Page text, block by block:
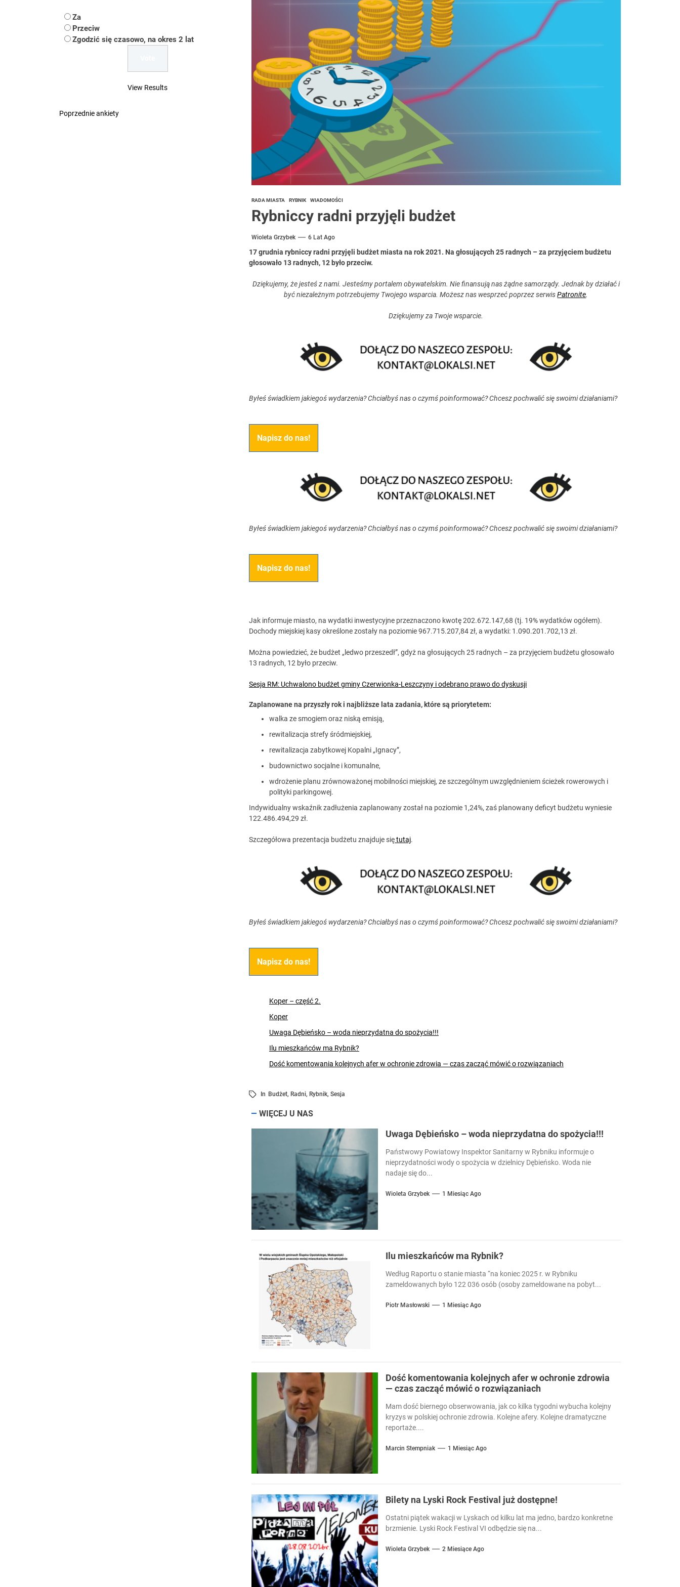
Uwaga Dębieńsko – woda nieprzydatna do spożycia!!!
Ilu mieszkańców ma Rybnik?
Dość komentowania kolejnych afer w ochronie zdrowia — czas zacząć mówić o rozwiązaniach
RADA MIASTA RYBNIK WIADOMOŚCI
Rybniccy radni przyjęli budżet
Wioleta Grzybek 6 Lat Ago
17 grudnia rybniccy radni przyjęli budżet miasta na rok 2021. Na głosujących 25 radnych – za przyjęciem budżetu
głosowało 13 radnych, 12 było przeciw.
Dziękujemy, że jesteś z nami. Jesteśmy portalem obywatelskim. Nie finansują nas żądne samorządy. Jednak by działać i
być niezależnym potrzebujemy Twojego wsparcia. Możesz nas wesprzeć poprzez serwisPatronite.
Dziękujemy za Twoje wsparcie.
Byłeś świadkiem jakiegoś wydarzenia? Chciałbyś nas o czymś poinformować? Chcesz pochwalić się swoimi działaniami?
Napisz do nas!
Byłeś świadkiem jakiegoś wydarzenia? Chciałbyś nas o czymś poinformować? Chcesz pochwalić się swoimi działaniami?
Napisz do nas!
Jak informuje miasto, na wydatki inwestycyjne przeznaczono kwotę 202.672.147,68 (tj. 19% wydatków ogółem).
Dochody miejskiej kasy określone zostały na poziomie 967.715.207,84 zł, a wydatki: 1.090.201.702,13 zł.
Można powiedzieć, że budżet „ledwo przeszedł”, gdyż na głosujących 25 radnych – za przyjęciem budżetu głosowało
13 radnych, 12 było przeciw.
Sesja RM: Uchwalono budżet gminy Czerwionka-Leszczyny i odebrano prawo do dyskusji
Zaplanowane na przyszły rok i najbliższe lata zadania, które są priorytetem:
walka ze smogiem oraz niską emisją,
rewitalizacja strefy śródmiejskiej,
rewitalizacja zabytkowej Kopalni „Ignacy”,
budownictwo socjalne i komunalne,
wdrożenie planu zrównoważonej mobilności miejskiej, ze szczególnym uwzględnieniem ścieżek rowerowych i
polityki parkingowej.
Indywidualny wskaźnik zadłużenia zaplanowany został na poziomie 1,24%, zaś planowany deficyt budżetu wyniesie
122.486.494,29 zł.
Szczegółowa prezentacja budżetu znajduje siętutaj.
Byłeś świadkiem jakiegoś wydarzenia? Chciałbyś nas o czymś poinformować? Chcesz pochwalić się swoimi działaniami?
Napisz do nas!
Koper – część 2.
Koper
Uwaga Dębieńsko – woda nieprzydatna do spożycia!!!
Ilu mieszkańców ma Rybnik?
Dość komentowania kolejnych afer w ochronie zdrowia — czas zacząć mówić o rozwiązaniach
In Budżet, Radni, Rybnik, Sesja
WIĘCEJ U NAS
Uwaga Dębieńsko – woda nieprzydatna do spożycia!!!
Państwowy Powiatowy Inspektor Sanitarny w Rybniku informuje o
nieprzydatności wody o spożycia w dzielnicy Dębieńsko. Woda nie
nadaje się do...
Wioleta Grzybek 1 Miesiąc Ago
Ilu mieszkańców ma Rybnik?
Według Raportu o stanie miasta “na koniec 2025 r. w Rybniku
zameldowanych było 122 036 osób (osoby zameldowane na pobyt...
Piotr Masłowski 1 Miesiąc Ago
Dość komentowania kolejnych afer w ochronie zdrowia
— czas zacząć mówić o rozwiązaniach
Mam dość biernego obserwowania, jak co kilka tygodni wybucha kolejny
kryzys w polskiej ochronie zdrowia. Kolejne afery. Kolejne dramatyczne
reportaże....
Marcin Stempniak 1 Miesiąc Ago
Bilety na Lyski Rock Festival już dostępne!
Ostatni piątek wakacji w Lyskach od kilku lat ma jedno, bardzo konkretne
brzmienie. Lyski Rock Festival VI odbędzie się na...
Wioleta Grzybek 2 Miesiące Ago
Za
Przeciw
Zgodzić się czasowo, na okres 2 lat
View Results
Poprzednie ankiety